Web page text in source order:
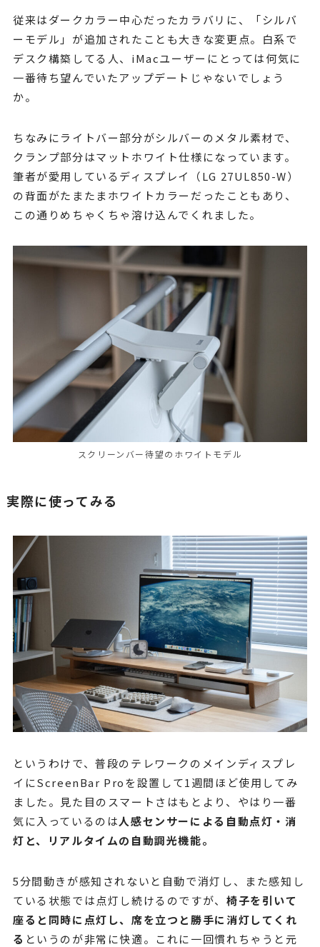
従来はダークカラー中心だったカラバリに、「シルバ
ーモデル」が追加されたことも大きな変更点。白系で
デスク構築してる人、iMacユーザーにとっては何気に
一番待ち望んでいたアップデートじゃないでしょう
か。
ちなみにライトバー部分がシルバーのメタル素材で、
クランプ部分はマットホワイト仕様になっています。
筆者が愛用しているディスプレイ（LG 27UL850-W）
の背面がたまたまホワイトカラーだったこともあり、
この通りめちゃくちゃ溶け込んでくれました。
スクリーンバー待望のホワイトモデル
実際に使ってみる
というわけで、普段のテレワークのメインディスプレ
イにScreenBar Proを設置して1週間ほど使用してみ
ました。見た目のスマートさはもとより、やはり一番
気に入っているのは人感センサーによる自動点灯・消
灯と、リアルタイムの自動調光機能。
5分間動きが感知されないと自動で消灯し、また感知し
ている状態では点灯し続けるのですが、 椅子を引いて
座ると同時に点灯し、席を立つと勝手に消灯してくれ
る というのが非常に快適。これに一回慣れちゃうと元